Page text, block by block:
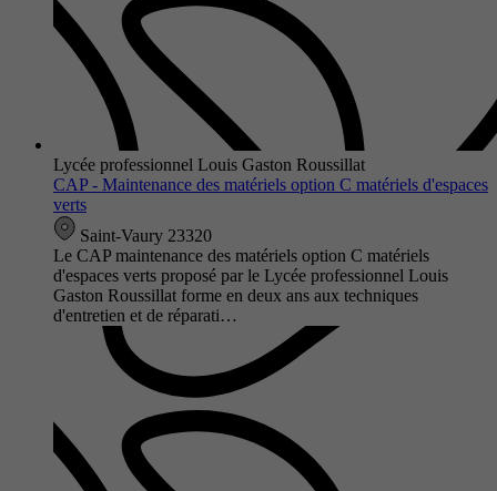
Lycée professionnel Louis Gaston Roussillat
CAP - Maintenance des matériels option C matériels d'espaces
verts
Saint-Vaury 23320
Le CAP maintenance des matériels option C matériels
d'espaces verts proposé par le Lycée professionnel Louis
Gaston Roussillat forme en deux ans aux techniques
d'entretien et de réparati…